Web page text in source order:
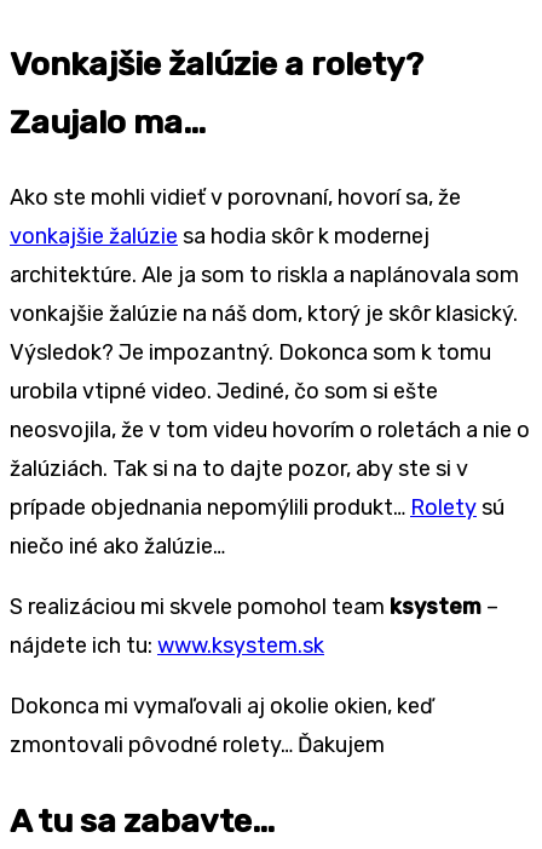
Vonkajšie žalúzie a rolety?
Zaujalo ma…
Ako ste mohli vidieť v porovnaní, hovorí sa, že
vonkajšie žalúzie sa hodia skôr k modernej
architektúre. Ale ja som to riskla a naplánovala som
vonkajšie žalúzie na náš dom, ktorý je skôr klasický.
Výsledok? Je impozantný. Dokonca som k tomu
urobila vtipné video. Jediné, čo som si ešte
neosvojila, že v tom videu hovorím o roletách a nie o
žalúziách. Tak si na to dajte pozor, aby ste si v
prípade objednania nepomýlili produkt… Roletysú
niečo iné ako žalúzie…
S realizáciou mi skvele pomohol team ksystem –
nájdete ich tu: www.ksystem.sk
Dokonca mi vymaľovali aj okolie okien, keď
zmontovali pôvodné rolety… Ďakujem
A tu sa zabavte…